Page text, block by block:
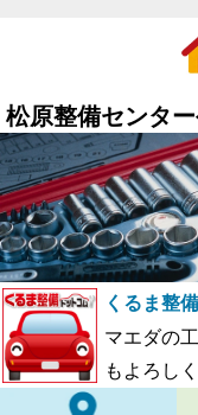
松原整備センタ
くるま整
マエダの
もよろし